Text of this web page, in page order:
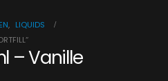
, LIQUIDS
– Vanille